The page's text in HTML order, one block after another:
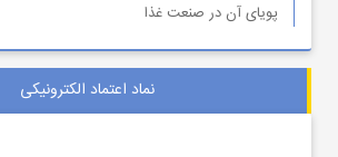
پویای آن در صنعت غذا
نماد اعتماد الکترونیکی